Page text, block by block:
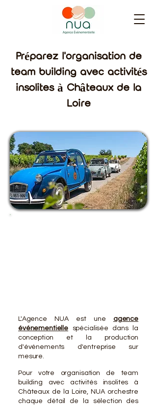
Préparez l'organisation de
team building avec activités
insolites à Châteaux de la
Loire
L'Agence NUA est une agence
événementielle
spécialisée dans la
conception et la production
d'événements d'entreprise sur
mesure.
Pour votre organisation de team
building avec activités insolites à
Châteaux de la Loire, NUA orchestre
chaque détail de la sélection des